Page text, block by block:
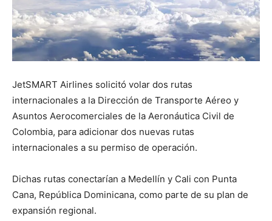
JetSMART Airlines solicitó volar dos rutas
internacionales a la Dirección de Transporte Aéreo y
Asuntos Aerocomerciales de la Aeronáutica Civil de
Colombia, para adicionar dos nuevas rutas
internacionales a su permiso de operación.
Dichas rutas conectarían a Medellín y Cali con Punta
Cana, República Dominicana, como parte de su plan de
expansión regional.